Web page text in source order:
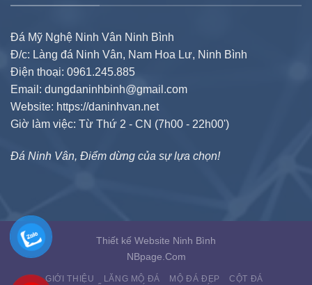
Đá Mỹ Nghệ Ninh Vân Ninh Bình
Đ/c: Làng đá Ninh Vân, Nam Hoa Lư, Ninh Bình
Điện thoại: 0961.245.885
Email: dungdaninhbinh@gmail.com
Website: https://daninhvan.net
Giờ làm việc: Từ Thứ 2 - CN (7h00 - 22h00')
Đá Ninh Vân, Điểm dừng của sự lựa chọn!
Thiết kế Website Ninh Bình
NBpage.Com
GIỚI THIỆU LĂNG MỘ ĐÁ MỘ ĐÁ ĐẸP
CỘT ĐÁ